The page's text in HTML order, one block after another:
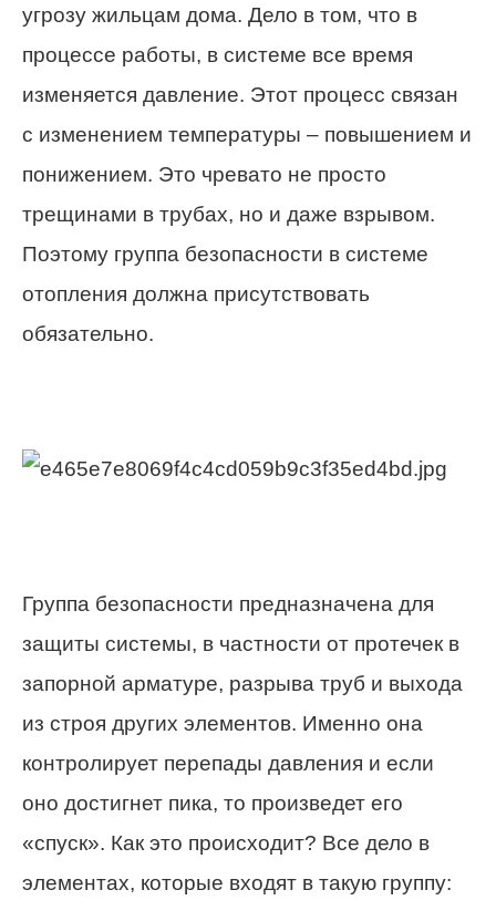
угрозу жильцам дома. Дело в том, что в
процессе работы, в системе все время
изменяется давление. Этот процесс связан
с изменением температуры – повышением и
понижением. Это чревато не просто
трещинами в трубах, но и даже взрывом.
Поэтому группа безопасности в системе
отопления должна присутствовать
обязательно.
Группа безопасности предназначена для
защиты системы, в частности от протечек в
запорной арматуре, разрыва труб и выхода
из строя других элементов. Именно она
контролирует перепады давления и если
оно достигнет пика, то произведет его
«спуск». Как это происходит? Все дело в
элементах, которые входят в такую группу: